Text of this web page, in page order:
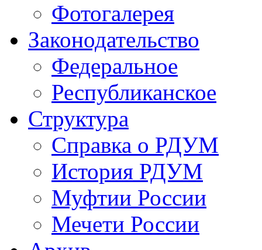
Фотогалерея
Законодательство
Федеральное
Республиканское
Структура
Справка о РДУМ
История РДУМ
Муфтии России
Мечети России